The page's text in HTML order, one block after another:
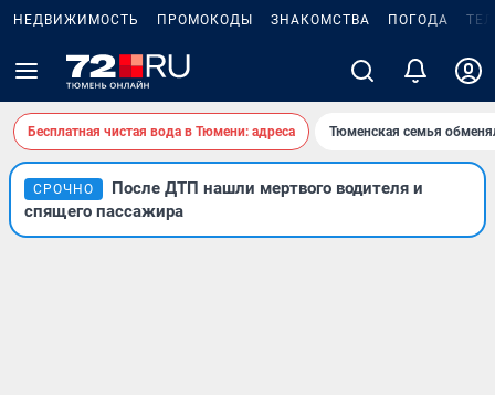
НЕДВИЖИМОСТЬ ПРОМОКОДЫ ЗНАКОМСТВА ПОГОДА
Бесплатная чистая вода в Тюмени: адреса Тюменская семья
СРОЧНО
После ДТП нашли мертвого водителя и
спящего пассажира